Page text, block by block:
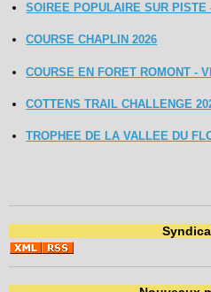
SOIREE POPULAIRE SUR
COURSE CHAPLIN 2026
COURSE EN FORET ROMONT -
COTTENS TRAIL CHALLENGE
TROPHEE DE LA VALLEE DU